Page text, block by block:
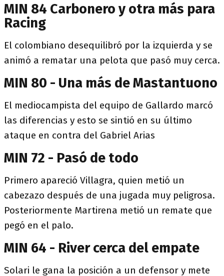
MIN 84 Carbonero y otra más para
Racing
El colombiano desequilibró por la izquierda y se
animó a rematar una pelota que pasó muy cerca.
MIN 80 - Una más de Mastantuono
El mediocampista del equipo de Gallardo marcó
las diferencias y esto se sintió en su último
ataque en contra del Gabriel Arias
MIN 72 - Pasó de todo
Primero apareció Villagra, quien metió un
cabezazo después de una jugada muy peligrosa.
Posteriormente Martirena metió un remate que
pegó en el palo.
MIN 64 - River cerca del empate
Solari le gana la posición a un defensor y mete